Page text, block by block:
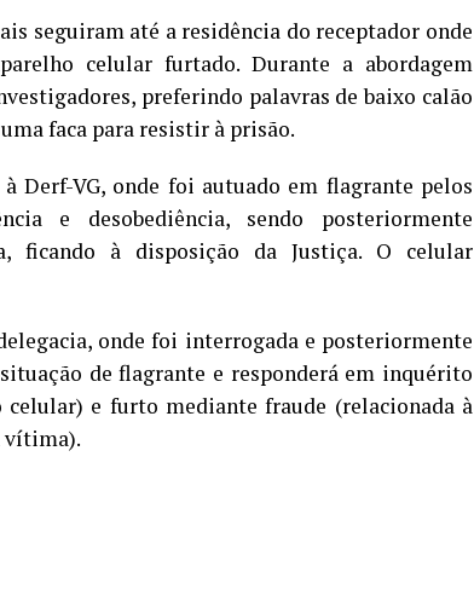
seguiram até a residência do receptador onde
celular furtado. Durante a abordagem
preferindo palavras de baixo calão
faca para resistir à prisão.
Derf-VG, onde foi autuado em flagrante pelos
e desobediência, sendo posteriormente
ficando à disposição da Justiça. O celular
onde foi interrogada e posteriormente
de flagrante e responderá em inquérito
e furto mediante fraude (relacionada à
vítima).